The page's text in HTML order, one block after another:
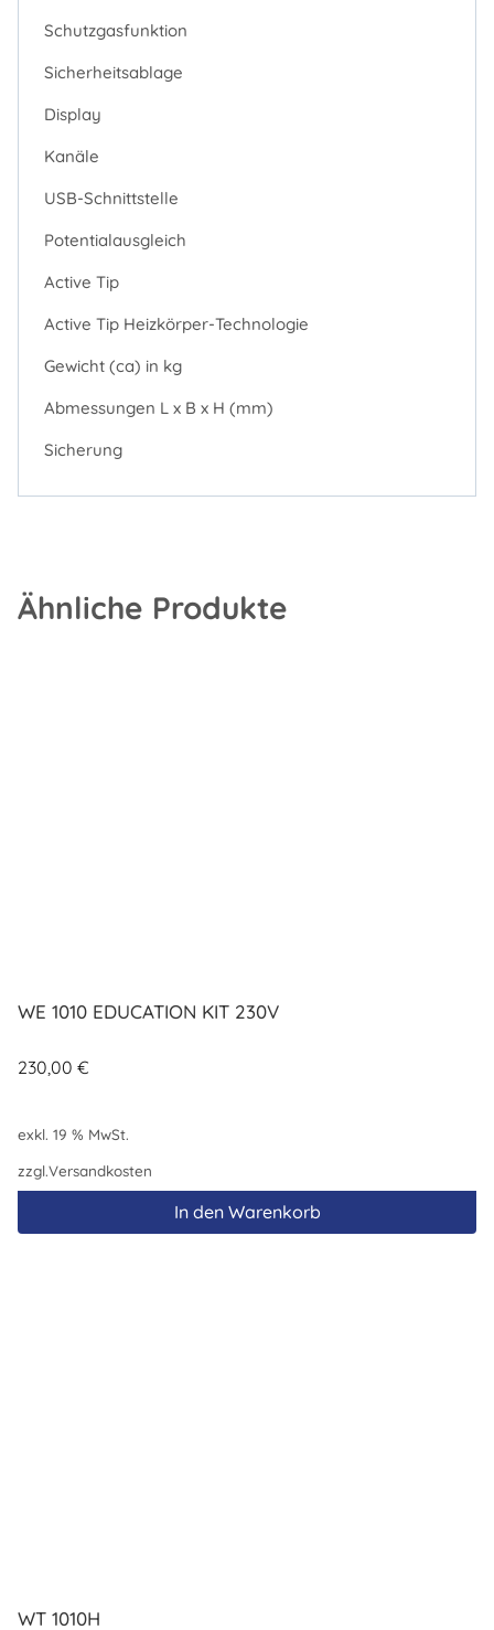
Schutzgasfunktion
Sicherheitsablage
Display
Kanäle
USB-Schnittstelle
Potentialausgleich
Active Tip
Active Tip Heizkörper-Technologie
Gewicht (ca) in kg
Abmessungen L x B x H (mm)
Sicherung
Ähnliche Produkte
WE 1010 EDUCATION KIT 230V
230,00 €
exkl. 19 % MwSt.
zzgl.Versandkosten
In den Warenkorb
WT 1010H